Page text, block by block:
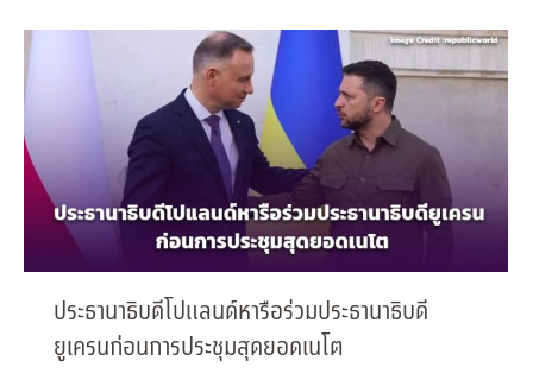
ประธานาธิบดีโปแลนด์หารือร่วมประธานาธิบดี
ยูเครนก่อนการประชุมสุดยอดเนโต